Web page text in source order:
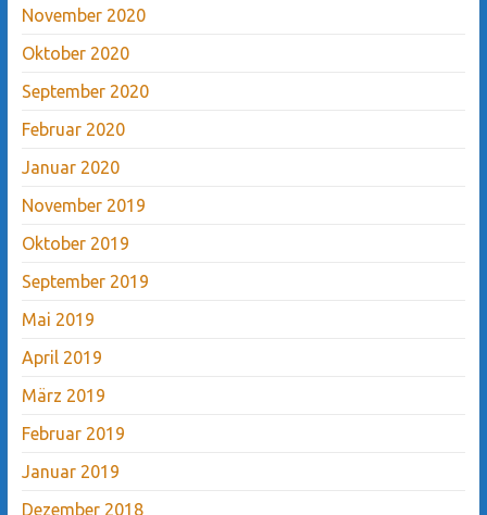
November 2020
Oktober 2020
September 2020
Februar 2020
Januar 2020
November 2019
Oktober 2019
September 2019
Mai 2019
April 2019
März 2019
Februar 2019
Januar 2019
Dezember 2018